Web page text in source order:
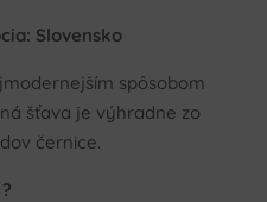
Slovensko
spôsobom
šťava je výhradne zo
černice.